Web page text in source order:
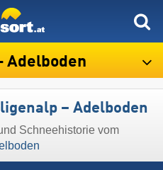
Adelboden
– Adelboden
Schneehistorie vom